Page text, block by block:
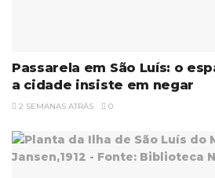
Passarela em São Luís: o
a cidade insiste em negar
2 SEMANAS ATRÁS 0